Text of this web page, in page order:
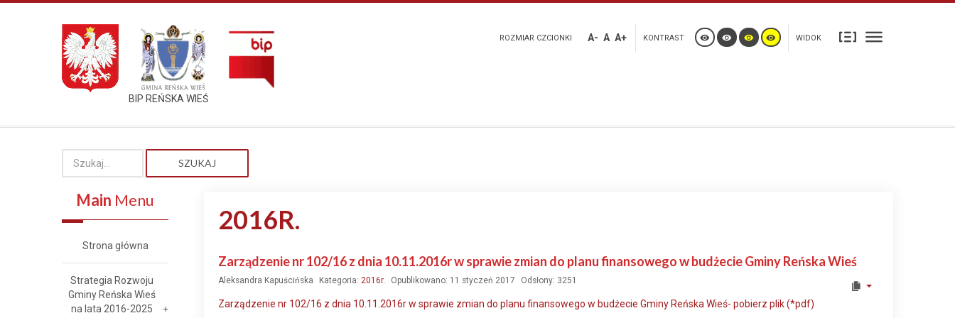
BIP REŃSKA WIEŚ
ROZMIAR CZCIONKI A- A A+ KONTRAST WIDOK
SZUKAJ
2016R.
Zarządzenie nr 102/16 z dnia 10.11.2016r w sprawie zmian do planu finansowego w budżecie Gminy Reńska Wieś
Aleksandra Kapuścińska Kategoria: 2016r. Opublikowano: 11 styczeń 2017 Odsłony: 3251
Zarządzenie nr 102/16 z dnia 10.11.2016r w sprawie zmian do planu finansowego w budżecie Gminy Reńska Wieś- pobierz plik (*pdf)
Main Menu
Strona główna
Strategia Rozwoju
Gminy Reńska Wieś
na lata 2016-2025